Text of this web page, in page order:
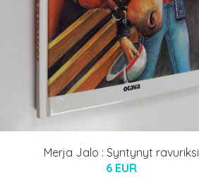
Merja Jalo : Syntynyt ravuriksi
6 EUR